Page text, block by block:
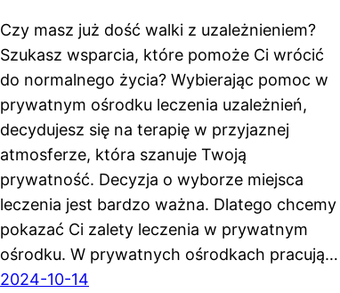
Czy masz już dość walki z uzależnieniem?
Szukasz wsparcia, które pomoże Ci wrócić
do normalnego życia? Wybierając pomoc w
prywatnym ośrodku leczenia uzależnień,
decydujesz się na terapię w przyjaznej
atmosferze, która szanuje Twoją
prywatność. Decyzja o wyborze miejsca
leczenia jest bardzo ważna. Dlatego chcemy
pokazać Ci zalety leczenia w prywatnym
ośrodku. W prywatnych ośrodkach pracują…
2024-10-14